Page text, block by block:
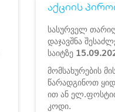
აქციის
სასურველ
დაჯავშნა
საიტზე
მომსახურების
წარადგინოთ
ით ან
კოდი.